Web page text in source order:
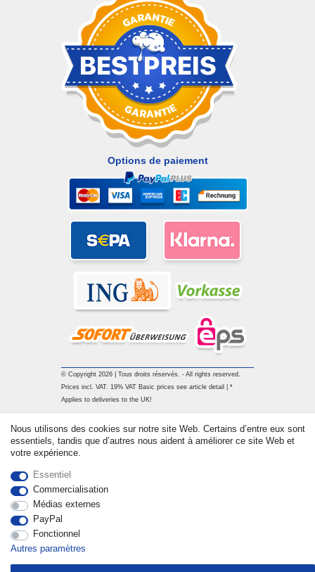
Options de paiement
© Copyright 2026 | Tous droits réservés. - All rights reserved.
Prices incl. VAT. 19% VAT Basic prices see article detail | *
Applies to deliveries to the UK!
Nous utilisons des cookies sur notre site Web. Certains d’entre eux sont
essentiels, tandis que d’autres nous aident à améliorer ce site Web et
votre expérience.
Essentiel
Commercialisation
Médias externes
PayPal
Fonctionnel
Autres paramètres
Rétracter le contrat ici Contact